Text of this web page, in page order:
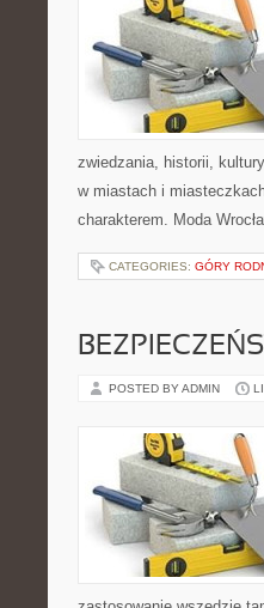
zwiedzania, historii,
w miastach i
charakterem. Moda
CATEGORIES: GÓRY
POSTED BY ADMIN